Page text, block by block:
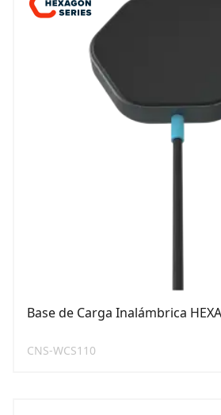
Base de Carga Inalámbrica
CNS-WCS110